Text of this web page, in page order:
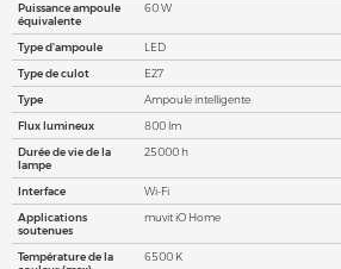
Puissance ampoule
équivalente
60 W
Type d'ampoule
LED
Type de culot
E27
Type
Ampoule intelligente
Flux lumineux
800 lm
Durée de vie de la
lampe
25000 h
Interface
Wi-Fi
Applications
soutenues
muvit iO Home
Température de la
6500 K